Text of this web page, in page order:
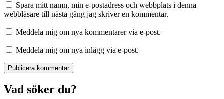
Spara mitt namn, min e-postadress och webbplats i denna
webbläsare till nästa gång jag skriver en kommentar.
Meddela mig om nya kommentarer via e-post.
Meddela mig om nya inlägg via e-post.
Vad söker du?